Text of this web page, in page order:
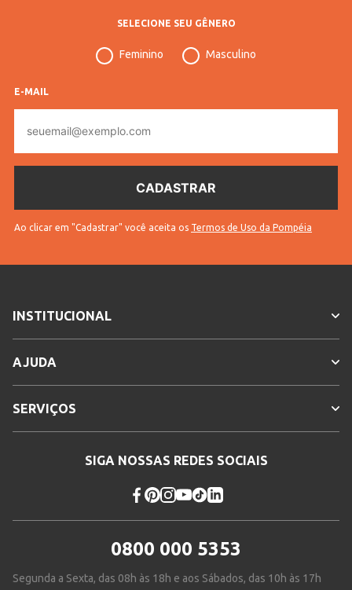
SELECIONE SEU GÊNERO
Feminino Masculino
E-MAIL
mail
Ao clicar em "Cadastrar" você aceita os Termos de Uso da Pompéia
INSTITUCIONAL
AJUDA
SERVIÇOS
SIGA NOSSAS REDES SOCIAIS
0800 000 5353
Segunda a Sexta, das 08h às 18h e aos Sábados, das 10h às 17h